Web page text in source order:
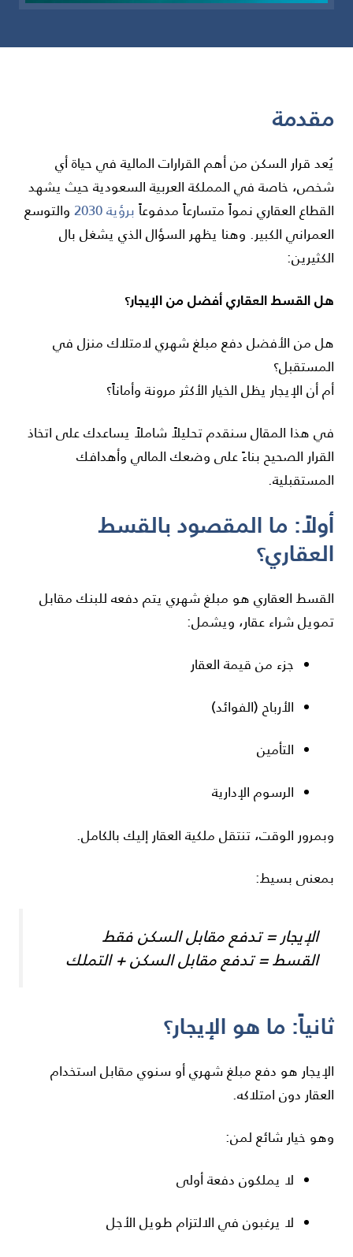
مقدمة
يُعد قرار السكن من أهم القرارات المالية في حياة أي
شخص، خاصة في المملكة العربية السعودية حيث يشهد
القطاع العقاري نمواً متسارعاً مدفوعاً برؤية 2030
والتوسع
العمراني الكبير. وهنا يظهر السؤال الذي يشغل بال
الكثيرين:
هل القسط العقاري أفضل من الإيجار؟
هل من الأفضل دفع مبلغ شهري لامتلاك منزل في
المستقبل؟
أم أن الإيجار يظل الخيار الأكثر مرونة وأماناً؟
في هذا المقال سنقدم تحليلاً شاملاً يساعدك على اتخاذ
القرار الصحيح بناءً على وضعك المالي وأهدافك
المستقبلية.
أولاً: ما المقصود بالقسط
العقاري؟
القسط العقاري هو مبلغ شهري يتم دفعه للبنك مقابل
تمويل شراء عقار، ويشمل:
جزء من قيمة العقار
الأرباح (الفوائد)
التأمين
الرسوم الإدارية
وبمرور الوقت، تنتقل ملكية العقار إليك بالكامل.
بمعنى بسيط:
الإيجار = تدفع مقابل السكن فقط
القسط = تدفع مقابل السكن + التملك
ثانياً: ما هو الإيجار؟
الإيجار هو دفع مبلغ شهري أو سنوي مقابل استخدام
العقار دون امتلاكه.
وهو خيار شائع لمن:
لا يملكون دفعة أولى
لا يرغبون في الالتزام طويل الأجل